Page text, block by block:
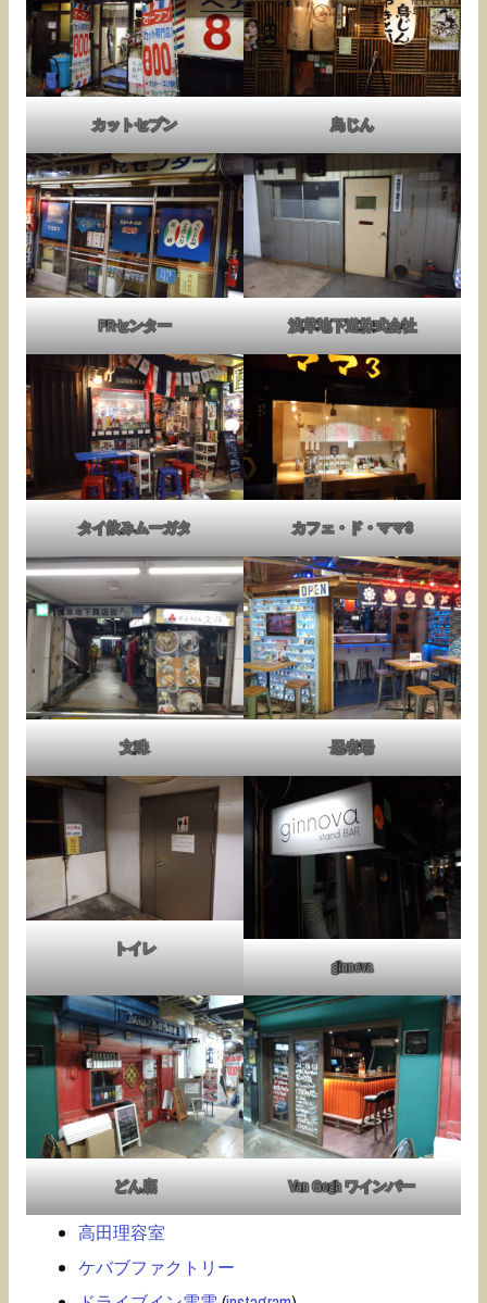
カットセブン 鳥じん
PRセンター 浅草地下道株式会社
タイ飲みムーガタ カフェ・ド・ママ3
文殊 忍者場
トイレ
ginnova
どん底 Van Gogh ワインバー
高田理容室
ケバブファクトリー